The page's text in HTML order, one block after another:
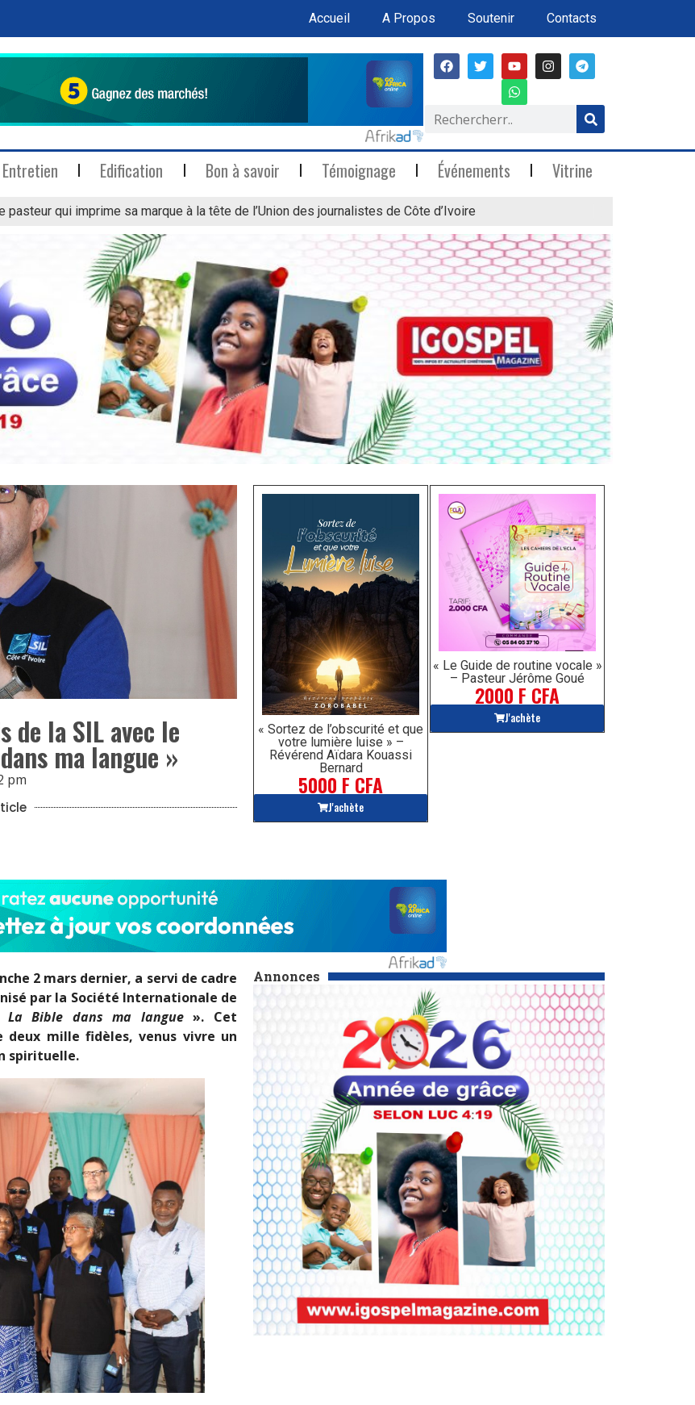
Accueil A Propos Soutenir Contacts
Entretien Edification Bon à savoir Témoignage Événements Vitrine
pasteur qui imprime sa marque à la tête de l’Union des journalistes de Côte d’Ivoire
« Sortez de l’obscurité et que
votre lumière luise » –
Révérend Aïdara Kouassi
Bernard
5000 F CFA
J'achète
« Le Guide de routine vocale »
– Pasteur Jérôme Goué
2000 F CFA
J'achète
de la SIL avec le
ma langue »
pm
Annonces
2 mars dernier, a servi de cadre
par la Société Internationale de
La Bible dans ma langue». Cet
deux mille fidèles, venus vivre un
spirituelle.